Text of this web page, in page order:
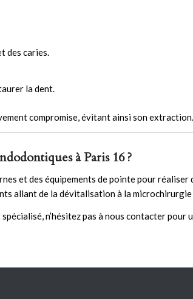
des caries.
la dent.
compromise, évitant ainsi son extraction.
à Paris 16 ?
et des équipements de pointe pour
allant de la dévitalisation à la
n’hésitez pas à nous contacter pour